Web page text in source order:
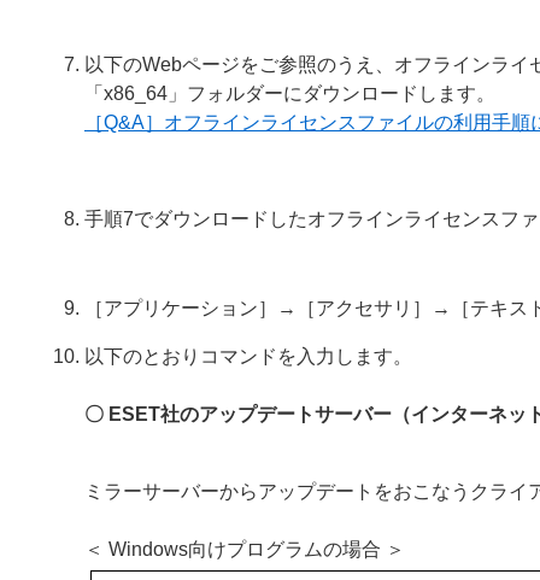
以下のWebページをご参照のうえ、オフラインラ
「x86_64」フォルダーにダウンロードします。
［Q&A］オフラインライセンスファイルの利用手順
手順7でダウンロードしたオフラインライセンスフ
［アプリケーション］→［アクセサリ］→［テキス
以下のとおりコマンドを入力します。
〇 ESET社のアップデートサーバー（インターネッ
ミラーサーバーからアップデートをおこなうクラ
＜ Windows向けプログラムの場合 ＞